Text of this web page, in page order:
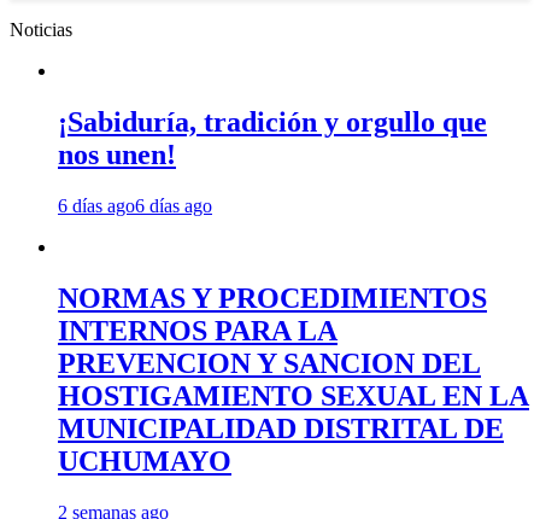
Noticias
¡Sabiduría, tradición y orgullo que
nos unen!
6 días ago6 días ago
NORMAS Y PROCEDIMIENTOS
INTERNOS PARA LA
PREVENCION Y SANCION DEL
HOSTIGAMIENTO SEXUAL EN LA
MUNICIPALIDAD DISTRITAL DE
UCHUMAYO
2 semanas ago